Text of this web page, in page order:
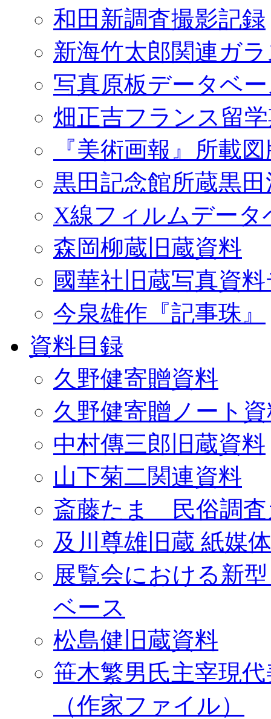
和田新調査撮影記録
新海竹太郎関連ガ
写真原板データベ
畑正吉フランス留
『美術画報』所載
黒田記念館所蔵黒
X線フィルムデータ
森岡柳蔵旧蔵資料
國華社旧蔵写真資
今泉雄作『記事珠』
資料目録
久野健寄贈資料
久野健寄贈ノート
中村傳三郎旧蔵資料
山下菊二関連資料
斎藤たま 民俗調査
及川尊雄旧蔵 紙媒
展覧会における新
ベース
松島健旧蔵資料
笹木繁男氏主宰現
（作家ファイル）